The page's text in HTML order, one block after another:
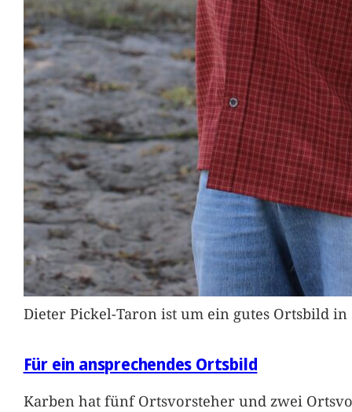
Dieter Pickel-Taron ist um ein gutes Ortsbild
Für ein ansprechendes Ortsbild
Karben hat fünf Ortsvorsteher und zwei